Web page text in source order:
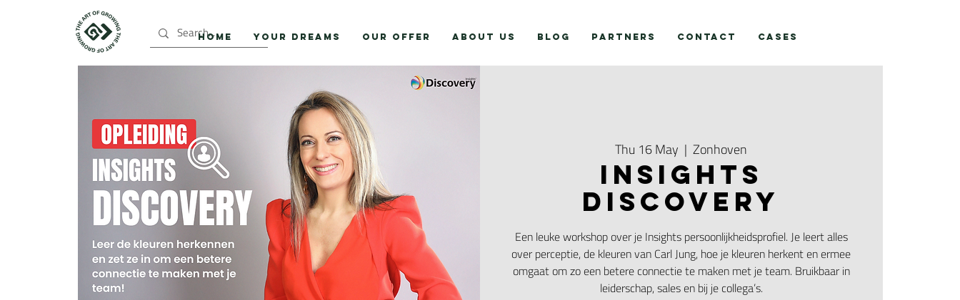
HOME YOUR DREAMS OUR OFFER ABOUT US BLOG PARTNERS CONTACT CASES
Thu 16 May
  |
Zonhoven
Insights
Discovery
Een leuke workshop over je Insights persoonlijkheidsprofiel. Je leert alles
over perceptie, de kleuren van Carl Jung, hoe je kleuren herkent en ermee
omgaat om zo een betere connectie te maken met je team. Bruikbaar in
leiderschap, sales en bij je collega’s.